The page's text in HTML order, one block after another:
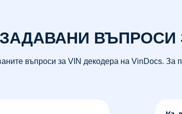
ВЪПРОСИ
въпроси за VIN декодера на VinDocs. За